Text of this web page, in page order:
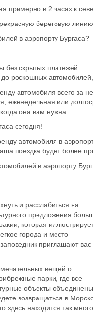
в 2 часах к
береговую
в аэропорту Бургаса?
скрытых платежей.
роскошных
автомобиля всего за
еженедельная или
она вам нужна.
сегодня!
автомобиля в
поездка будет более
в аэропорту
и расслабиться на
предложения
которая
города и место
приглашают вас
вещей о
парки, где все
объекты
возвращаться в
здесь находится так много